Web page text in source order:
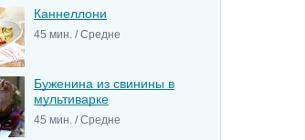
Каннеллони
45 мин. / Средне
Буженина из свинины в
мультиварке
45 мин. / Средне